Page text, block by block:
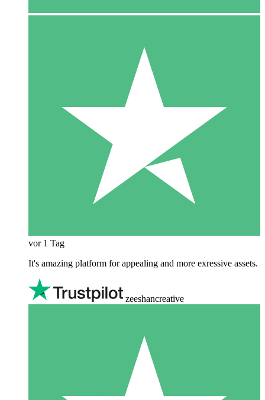
vor 1 Tag
It's amazing platform for appealing and more exressive assets.
zeeshancreative